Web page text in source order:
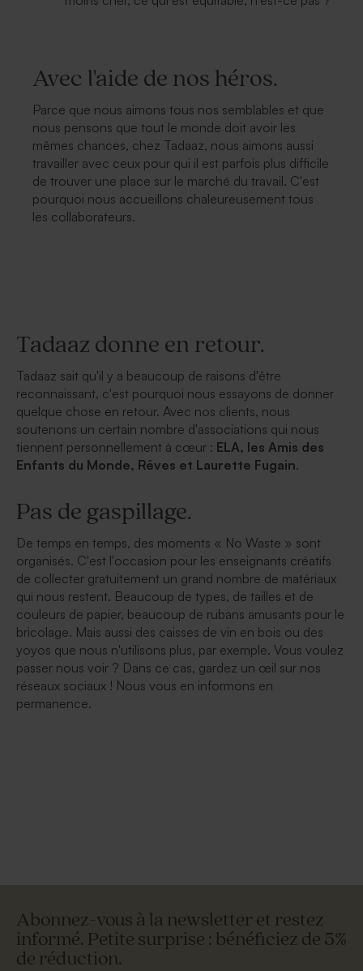
Avec l'aide de nos héros.
Parce que nous aimons tous nos semblables et que
nous pensons que tout le monde doit avoir les
mêmes chances, chez Tadaaz, nous aimons aussi
travailler avec ceux pour qui il est parfois plus difficile
de trouver une place sur le marché du travail. C'est
pourquoi nous accueillons chaleureusement tous
les collaborateurs.
Tadaaz donne en retour.
Tadaaz sait qu'il y a beaucoup de raisons d'être
reconnaissant, c'est pourquoi nous essayons de donner
quelque chose en retour. Avec nos clients, nous
soutenons un certain nombre d'associations qui nous
tiennent personnellement à cœur : ELA, les Amis des
Enfants du Monde, Rêves et Laurette Fugain.
Pas de gaspillage.
De temps en temps, des moments « No Waste » sont
organisés. C'est l'occasion pour les enseignants créatifs
de collecter gratuitement un grand nombre de matériaux
qui nous restent. Beaucoup de types, de tailles et de
couleurs de papier, beaucoup de rubans amusants pour le
bricolage. Mais aussi des caisses de vin en bois ou des
yoyos que nous n'utilisons plus, par exemple. Vous voulez
passer nous voir ? Dans ce cas, gardez un œil sur nos
réseaux sociaux ! Nous vous en informons en
permanence.
Abonnez-vous à la newsletter et restez
informé. Petite surprise : bénéficiez de 5%
de réduction.